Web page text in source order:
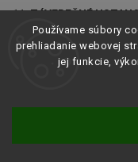
Používame súbory
prehliadanie webovej
jej funkcie,
11. ZÁVEREČNÉ
11.1. Všetku písomnú
doručovať elektronickou
uvedená pri Našich
dohody. My sme však